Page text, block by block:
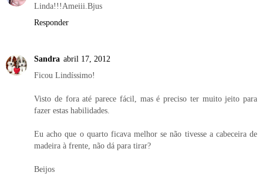
Linda!!!Ameiii.Bjus
Responder
Sandra abril 17, 2012
Ficou Lindíssimo!
Visto de fora até parece fácil, mas é preciso ter muito jeito para
fazer estas habilidades.
Eu acho que o quarto ficava melhor se não tivesse a cabeceira de
madeira à frente, não dá para tirar?
Beijos